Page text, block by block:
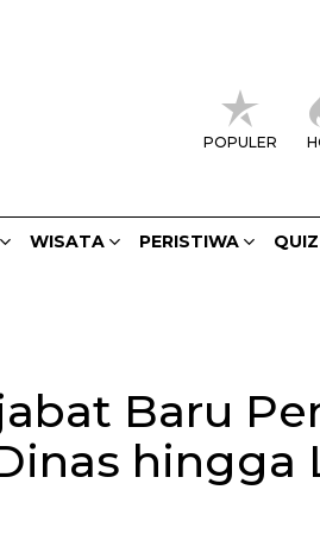
POPULER
WISATA PERISTIWA
Baru
hingga